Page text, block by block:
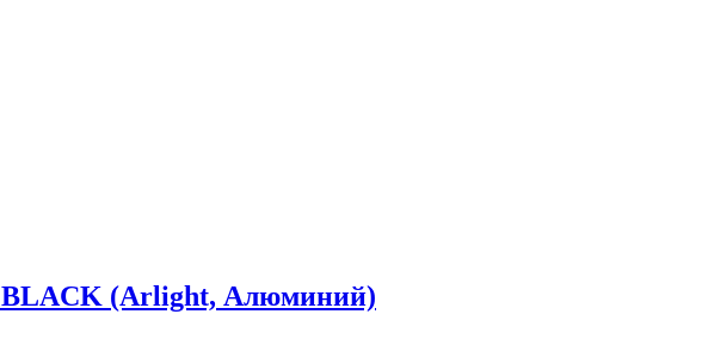
BLACK (Arlight, Алюминий)